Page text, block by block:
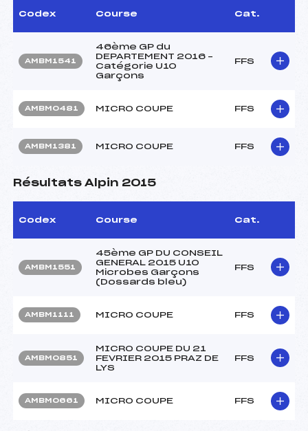
Codex Course Cat.
AMBM1541
46ème GP du
DEPARTEMENT 2016 –
Catégorie U10
Garçons
FFS
AMBM0481 MICRO COUPE FFS
AMBM1381 MICRO COUPE FFS
Résultats Alpin 2015
Codex Course Cat.
AMBM1551
45ème GP DU CONSEIL
GENERAL 2015 U10
Microbes Garçons
(Dossards bleu)
FFS
AMBM1111 MICRO COUPE FFS
AMBM0851
MICRO COUPE DU 21
FEVRIER 2015 PRAZ DE
LYS
FFS
AMBM0661 MICRO COUPE FFS